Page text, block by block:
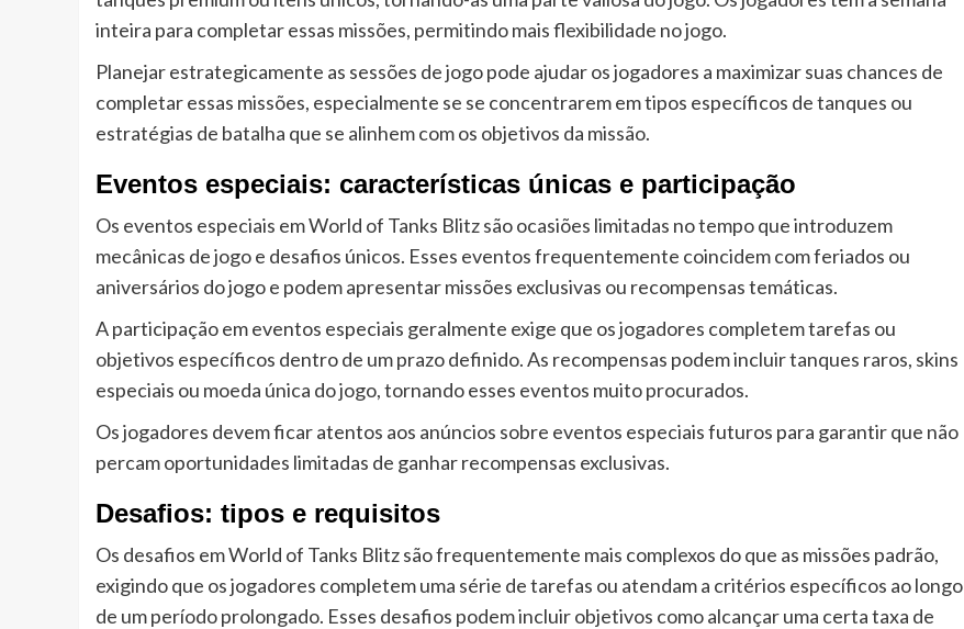
inteira para completar essas missões, permitindo mais flexibilidade no jogo.
Planejar estrategicamente as sessões de jogo pode ajudar os jogadores a maximizar suas chances de
completar essas missões, especialmente se se concentrarem em tipos específicos de tanques ou
estratégias de batalha que se alinhem com os objetivos da missão.
Eventos especiais: características únicas e participação
Os eventos especiais em World of Tanks Blitz são ocasiões limitadas no tempo que introduzem
mecânicas de jogo e desafios únicos. Esses eventos frequentemente coincidem com feriados ou
aniversários do jogo e podem apresentar missões exclusivas ou recompensas temáticas.
A participação em eventos especiais geralmente exige que os jogadores completem tarefas ou
objetivos específicos dentro de um prazo definido. As recompensas podem incluir tanques raros, skins
especiais ou moeda única do jogo, tornando esses eventos muito procurados.
Os jogadores devem ficar atentos aos anúncios sobre eventos especiais futuros para garantir que não
percam oportunidades limitadas de ganhar recompensas exclusivas.
Desafios: tipos e requisitos
Os desafios em World of Tanks Blitz são frequentemente mais complexos do que as missões padrão,
exigindo que os jogadores completem uma série de tarefas ou atendam a critérios específicos ao longo
de um período prolongado. Esses desafios podem incluir objetivos como alcançar uma certa taxa de